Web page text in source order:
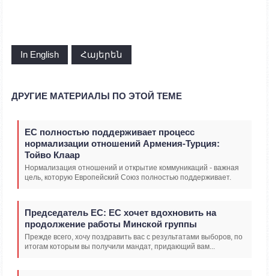
In English Հայերեն
ДРУГИЕ МАТЕРИАЛЫ ПО ЭТОЙ ТЕМЕ
ЕС полностью поддерживает процесс
нормализации отношений Армения-Турция:
Тойво Клаар
Нормализация отношений и открытие коммуникаций - важная
цель, которую Европейский Союз полностью поддерживает.
Председатель ЕС: ЕС хочет вдохновить на
продолжение работы Минской группы
Прежде всего, хочу поздравить вас с результатами выборов, по
итогам которым вы получили мандат, придающий вам...